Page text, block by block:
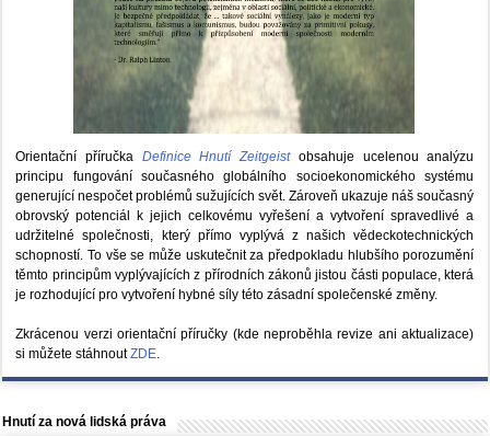
Orientační příručka Definice Hnutí Zeitgeistobsahuje ucelenou analýzu
principu fungování současného globálního socioekonomického systému
generující nespočet problémů sužujících svět. Zároveň ukazuje náš současný
obrovský potenciál k jejich celkovému vyřešení a vytvoření spravedlivé a
udržitelné společnosti, který přímo vyplývá z našich vědeckotechnických
schopností. To vše se může uskutečnit za předpokladu hlubšího porozumění
těmto principům vyplývajících z přírodních zákonů jistou části populace, která
je rozhodující pro vytvoření hybné síly této zásadní společenské změny.
Zkrácenou verzi orientační příručky (kde neproběhla revize ani aktualizace)
si můžete stáhnoutZDE.
Hnutí za nová lidská práva